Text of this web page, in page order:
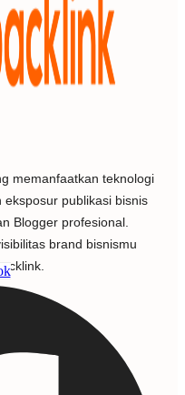
memanfaatkan teknologi
publikasi bisnis
Blogger profesional.
brand bisnismu